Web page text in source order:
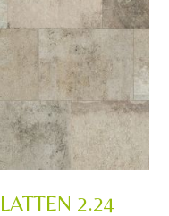
KERAMIK BODENPLATTEN 2.24